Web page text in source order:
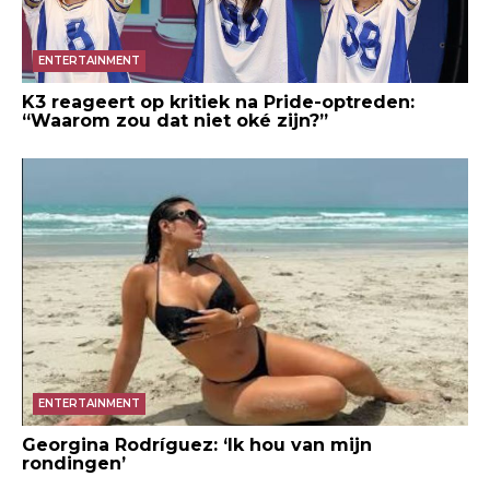
ENTERTAINMENT
K3 reageert op kritiek na Pride-optreden:
“Waarom zou dat niet oké zijn?”
ENTERTAINMENT
Georgina Rodríguez: ‘Ik hou van mijn
rondingen’